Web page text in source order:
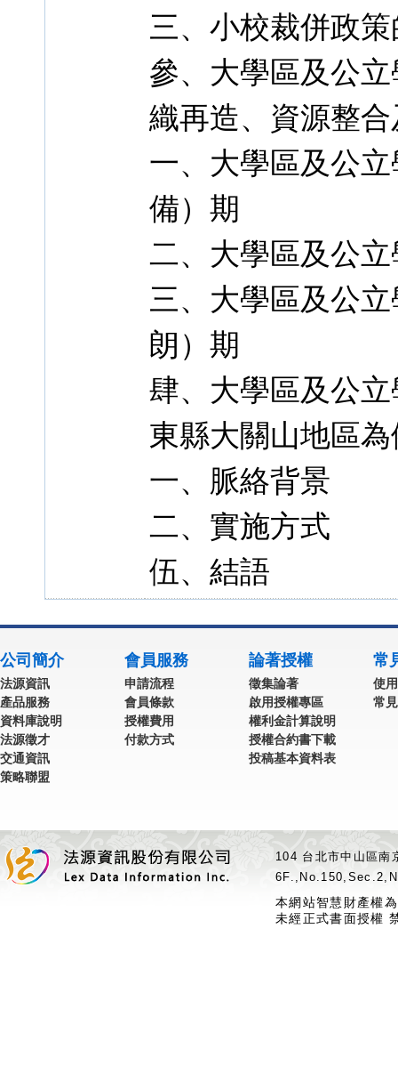
三、小校裁併政
參、大學區及公
織再造、資源整
一、大學區及公
備）期
二、大學區及公
三、大學區及公
朗）期
肆、大學區及公
東縣大關山地區為
一、脈絡背景
二、實施方式
伍、結語
公司簡介
法源資訊
產品服務
資料庫說明
法源徵才
交通資訊
策略聯盟
會員服務
申請流程
會員條款
授權費用
付款方式
論著授權
徵集論著
啟用授權專區
權利金計算說明
授權合約書下載
投稿基本資料表
常
使
常
104 台北市中山區
本網站智慧財產權
未經正式書面授權